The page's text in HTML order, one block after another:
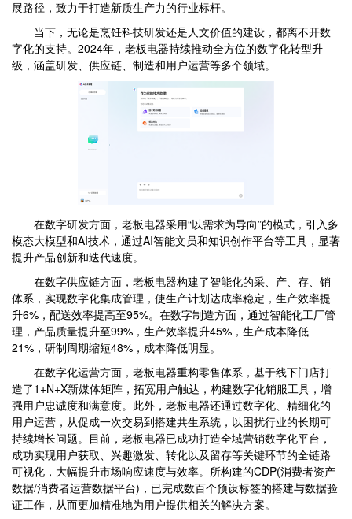
展路径，致力于打造新质生产力的行业标杆。
当下，无论是烹饪科技研发还是人文价值的建设，都离不开数
字化的支持。2024年，老板电器持续推动全方位的数字化转型升
级，涵盖研发、供应链、制造和用户运营等多个领域。
在数字研发方面，老板电器采用“以需求为导向”的模式，引入多
模态大模型和AI技术，通过AI智能文员和知识创作平台等工具，显著
提升产品创新和迭代速度。
在数字供应链方面，老板电器构建了智能化的采、产、存、销
体系，实现数字化集成管理，使生产计划达成率稳定，生产效率提
升6%，配送效率提高至95%。在数字制造方面，通过智能化工厂管
理，产品质量提升至99%，生产效率提升45%，生产成本降低
21%，研制周期缩短48%，成本降低明显。
在数字化运营方面，老板电器重构零售体系，基于线下门店打
造了1+N+X新媒体矩阵，拓宽用户触达，构建数字化销服工具，增
强用户忠诚度和满意度。此外，老板电器还通过数字化、精细化的
用户运营，从促成一次交易到搭建共生系统，以困扰行业的长期可
持续增长问题。目前，老板电器已成功打造全域营销数字化平台，
成功实现用户获取、兴趣激发、转化以及留存等关键环节的全链路
可视化，大幅提升市场响应速度与效率。所构建的CDP(消费者资产
数据/消费者运营数据平台)，已完成数百个预设标签的搭建与数据验
证工作，从而更加精准地为用户提供相关的解决方案。